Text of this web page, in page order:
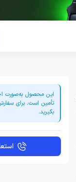
این محصول به‌صورت
تأمین است. برای
بگیرید.